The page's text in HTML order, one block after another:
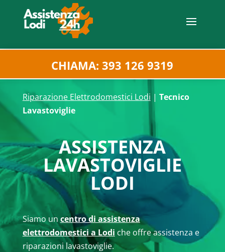
CHIAMA: 393 126 9319
Riparazione Elettrodomestici Lodi | Tecnico
Lavastoviglie
ASSISTENZA
LAVASTOVIGLIE
LODI
Siamo un centro di assistenza
elettrodomestici a Lodi che offre assistenza e
riparazioni lavastoviglie.